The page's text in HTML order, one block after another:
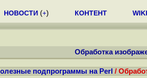
НОВОСТИ (+) КОНТЕНТ WIKI
Обработка
подпрограммы на Perl /